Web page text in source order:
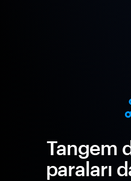
Tangem
paraları